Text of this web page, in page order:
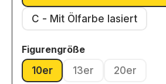
C - Mit Ölfarbe lasiert
Figurengrößeauswählen
10er
(Diese Option ist zurzeit
13er
(Diese Option ist
20er
(Diese